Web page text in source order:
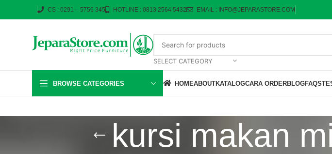
CS : 0291 – 5756 345 HOTLINE : 0813 2564 5432 EMAIL : INFO@JEPARASTORE.COM
SELECT CATEGORY
BROWSE CATEGORIES HOMEABOUTKATALOGCARA ORDERBLOGFAQS
kursi makan